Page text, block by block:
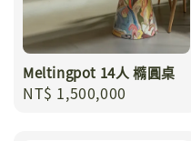
Meltingpot 14人 橢圓桌
Regular
NT$ 1,500,000